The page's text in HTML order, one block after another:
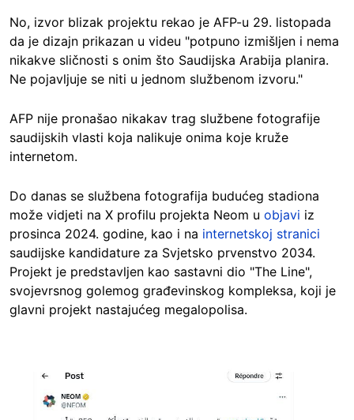
No, izvor blizak projektu rekao je AFP-u 29. listopada
da je dizajn prikazan u videu "potpuno izmišljen i nema
nikakve sličnosti s onim što Saudijska Arabija planira.
Ne pojavljuje se niti u jednom službenom izvoru."
AFP nije pronašao nikakav trag službene fotografije
saudijskih vlasti koja nalikuje onima koje kruže
internetom.
Do danas se službena fotografija budućeg stadiona
može vidjeti na X profilu projekta Neom u objavi iz
prosinca 2024. godine, kao i na internetskoj stranici
saudijske kandidature za Svjetsko prvenstvo 2034.
Projekt je predstavljen kao sastavni dio "The Line",
svojevrsnog golemog građevinskog kompleksa, koji je
glavni projekt nastajućeg megalopolisa.
Image